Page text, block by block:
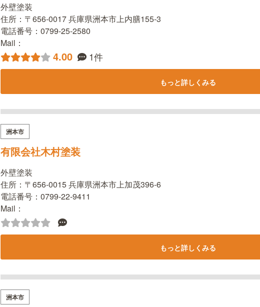
外壁塗装
住所：〒656-0017 兵庫県洲本市上内膳155-3
電話番号：0799-25-2580
Mail：
4.00 1件
もっと詳しくみる
洲本市
有限会社木村塗装
外壁塗装
住所：〒656-0015 兵庫県洲本市上加茂396-6
電話番号：0799-22-9411
Mail：
もっと詳しくみる
洲本市